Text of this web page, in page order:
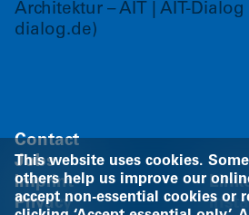
Architektur – AIT | AIT-
dialog.de)
Contact
Jobs
Imprint
Privacy
This website uses cookies.
others help us improve our
accept non-essential cookies or